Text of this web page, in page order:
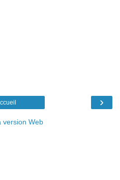
›
version Web